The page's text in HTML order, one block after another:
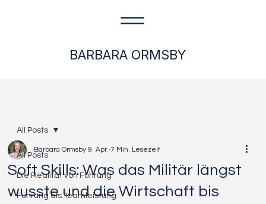
BARBARA ORMSBY
All Posts
Die Realität von Führung
Führung als Teamleistung
All Posts
Soft Skills: Was das Militär längst
wusste und die Wirtschaft bis
Barbara Ormsby 9. Apr. 7 Min. Lesezeit